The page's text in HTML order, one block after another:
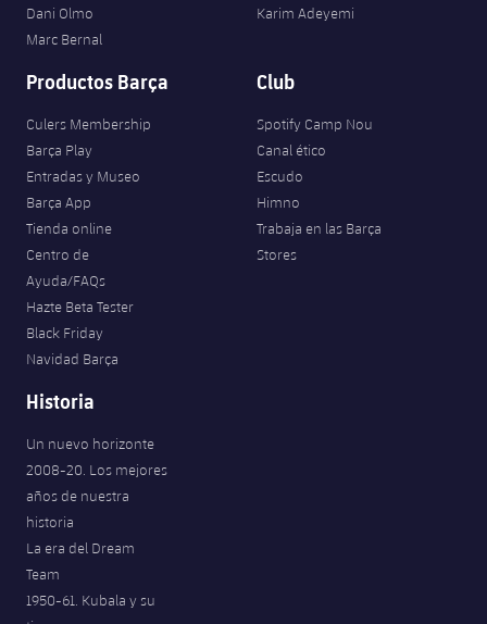
Dani Olmo
Marc Bernal
Karim Adeyemi
Productos Barça
Culers Membership
Barça Play
Entradas y Museo
Barça App
Tienda online
Centro de
Ayuda/FAQs
Hazte Beta Tester
Black Friday
Navidad Barça
Club
Spotify Camp Nou
Canal ético
Escudo
Himno
Trabaja en las Barça
Stores
Historia
Un nuevo horizonte
2008-20. Los mejores
años de nuestra
historia
La era del Dream
Team
1950-61. Kubala y su